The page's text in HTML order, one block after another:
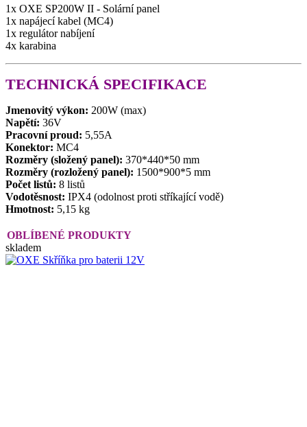
1x OXE SP200W II - Solární panel
1x napájecí kabel (MC4)
1x regulátor nabíjení
4x karabina
TECHNICKÁ SPECIFIKACE
Jmenovitý výkon: 200W (max)
Napětí: 36V
Pracovní proud: 5,55A
Konektor: MC4
Rozměry (složený panel): 370*440*50 mm
Rozměry (rozložený panel): 1500*900*5 mm
Počet listů: 8 listů
Vodotěsnost: IPX4 (odolnost proti stříkající vodě)
Hmotnost: 5,15 kg
OBLÍBENÉ PRODUKTY
skladem